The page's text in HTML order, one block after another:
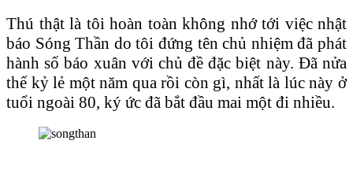
Thú thật là tôi hoàn toàn không nhớ tới việc nhật
báo Sóng Thần do tôi đứng tên chủ nhiệm đã phát
hành số báo xuân với chủ đề đặc biệt này. Đã nửa
thế kỷ lẻ một năm qua rồi còn gì, nhất là lúc này ở
tuổi ngoài 80, ký ức đã bắt đầu mai một đi nhiều.